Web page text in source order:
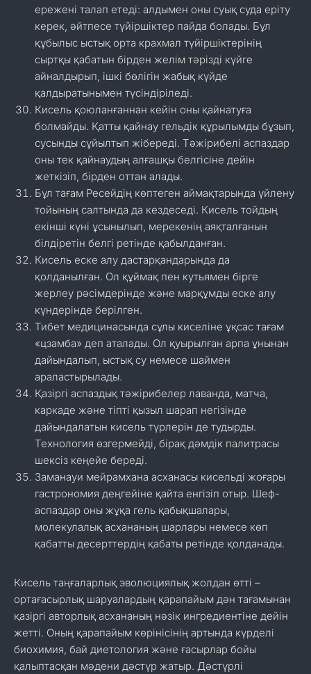
ережені талап етеді: алдымен оны суық суда еріту
керек, әйтпесе түйіршіктер пайда болады. Бұл
құбылыс ыстық орта крахмал түйіршіктерінің
сыртқы қабатын бірден желім тәрізді күйге
айналдырып, ішкі бөлігін жабық күйде
қалдыратынымен түсіндіріледі.
Кисель қоюланғаннан кейін оны қайнатуға
болмайды. Қатты қайнау гельдік құрылымды бұзып,
сусынды сұйылтып жібереді. Тәжірибелі аспаздар
оны тек қайнаудың алғашқы белгісіне дейін
жеткізіп, бірден оттан алады.
Бұл тағам Ресейдің көптеген аймақтарында үйлену
тойының салтында да кездеседі. Кисель тойдың
екінші күні ұсынылып, мерекенің аяқталғанын
білдіретін белгі ретінде қабылданған.
Кисель еске алу дастарқандарында да
қолданылған. Ол құймақ пен кутьямен бірге
жерлеу рәсімдерінде және марқұмды еске алу
күндерінде берілген.
Тибет медицинасында сұлы киселіне ұқсас тағам
«цзамба» деп аталады. Ол қуырылған арпа ұнынан
дайындалып, ыстық су немесе шаймен
араластырылады.
Қазіргі аспаздық тәжірибелер лаванда, матча,
каркаде және тіпті қызыл шарап негізінде
дайындалатын кисель түрлерін де тудырды.
Технология өзгермейді, бірақ дәмдік палитрасы
шексіз кеңейе береді.
Заманауи мейрамхана асханасы кисельді жоғары
гастрономия деңгейіне қайта енгізіп отыр. Шеф-
аспаздар оны жұқа гель қабықшалары,
молекулалық асхананың шарлары немесе көп
қабатты десерттердің қабаты ретінде қолданады.
Кисель таңғаларлық эволюциялық жолдан өтті –
ортағасырлық шаруалардың қарапайым дән тағамынан
қазіргі авторлық асхананың нәзік ингредиентіне дейін
жетті. Оның қарапайым көрінісінің артында күрделі
биохимия, бай диетология және ғасырлар бойы
қалыптасқан мәдени дәстүр жатыр. Дәстүрлі